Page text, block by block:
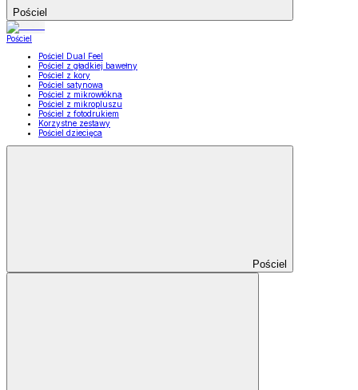
Pościel
Pościel
Pościel Dual Feel
Pościel z gładkiej bawełny
Pościel z kory
Pościel satynowa
Pościel z mikrowłókna
Pościel z mikropluszu
Pościel z fotodrukiem
Korzystne zestawy
Pościel dziecięca
Pościel